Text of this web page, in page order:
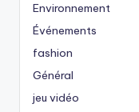
Environnement
Événements
fashion
Général
jeu vidéo